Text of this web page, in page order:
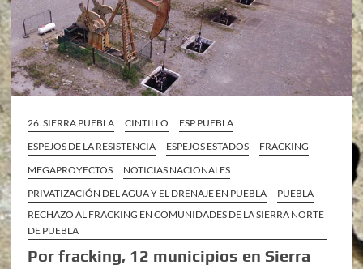
26. SIERRA PUEBLA CINTILLO
ESP PUEBLA
ESPEJOS DE LA RESISTENCIA
ESPEJOS ESTADOS
FRACKING
MEGAPROYECTOS
NOTICIAS NACIONALES
PRIVATIZACIÓN DEL AGUA Y EL DRENAJE EN PUEBLA
PUEBLA
RECHAZO AL FRACKING EN COMUNIDADES DE LA SIERRA NORTE
DE PUEBLA
Por fracking, 12 municipios en Sierra